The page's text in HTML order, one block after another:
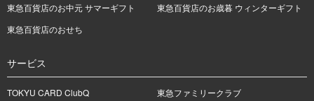
東急百貨店のお中元 サマーギフト
東急百貨店のお歳暮 ウィンターギフト
東急百貨店のおせち
サービス
TOKYU CARD ClubQ
東急ファミリークラブ